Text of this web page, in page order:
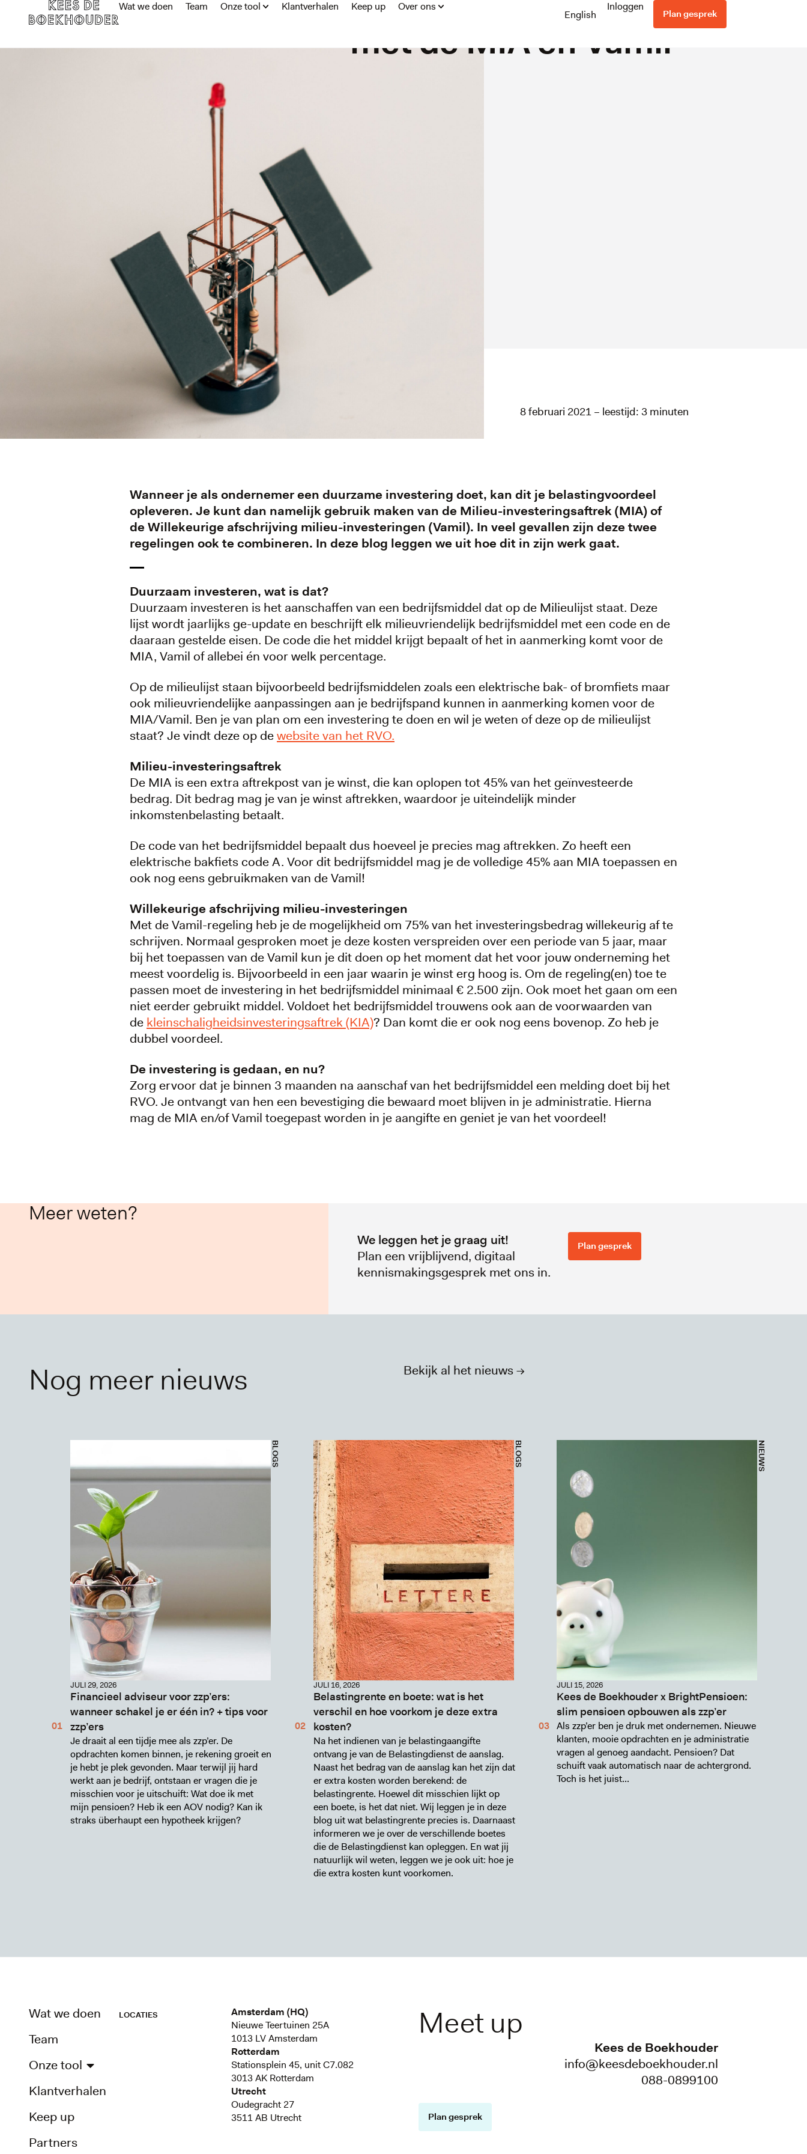
Wat we doen Team Onze tool Klantverhalen Keep up Over ons
English
Inloggen
Plan gesprek
met de MIA en Vamil
8 februari 2021 – leestijd: 3 minuten
Wanneer je als ondernemer een duurzame investering doet, kan dit je belastingvoordeel
opleveren. Je kunt dan namelijk gebruik maken van de Milieu-investeringsaftrek (MIA) of
de Willekeurige afschrijving milieu-investeringen (Vamil). In veel gevallen zijn deze twee
regelingen ook te combineren. In deze blog leggen we uit hoe dit in zijn werk gaat.
Duurzaam investeren, wat is dat?
Duurzaam investeren is het aanschaffen van een bedrijfsmiddel dat op de Milieulijst staat. Deze
lijst wordt jaarlijks ge-update en beschrijft elk milieuvriendelijk bedrijfsmiddel met een code en de
daaraan gestelde eisen. De code die het middel krijgt bepaalt of het in aanmerking komt voor de
MIA, Vamil of allebei én voor welk percentage.
Op de milieulijst staan bijvoorbeeld bedrijfsmiddelen zoals een elektrische bak- of bromfiets maar
ook milieuvriendelijke aanpassingen aan je bedrijfspand kunnen in aanmerking komen voor de
MIA/Vamil. Ben je van plan om een investering te doen en wil je weten of deze op de milieulijst
staat? Je vindt deze op dewebsite van het RVO.
Milieu-investeringsaftrek
De MIA is een extra aftrekpost van je winst, die kan oplopen tot 45% van het geïnvesteerde
bedrag. Dit bedrag mag je van je winst aftrekken, waardoor je uiteindelijk minder
inkomstenbelasting betaalt.
De code van het bedrijfsmiddel bepaalt dus hoeveel je precies mag aftrekken. Zo heeft een
elektrische bakfiets code A. Voor dit bedrijfsmiddel mag je de volledige 45% aan MIA toepassen en
ook nog eens gebruikmaken van de Vamil!
Willekeurige afschrijving milieu-investeringen
Met de Vamil-regeling heb je de mogelijkheid om 75% van het investeringsbedrag willekeurig af te
schrijven. Normaal gesproken moet je deze kosten verspreiden over een periode van 5 jaar, maar
bij het toepassen van de Vamil kun je dit doen op het moment dat het voor jouw onderneming het
meest voordelig is. Bijvoorbeeld in een jaar waarin je winst erg hoog is. Om de regeling(en) toe te
passen moet de investering in het bedrijfsmiddel minimaal € 2.500 zijn. Ook moet het gaan om een
niet eerder gebruikt middel. Voldoet het bedrijfsmiddel trouwens ook aan de voorwaarden van
de kleinschaligheidsinvesteringsaftrek (KIA)? Dan komt die er ook nog eens bovenop. Zo heb je
dubbel voordeel.
De investering is gedaan, en nu?
Zorg ervoor dat je binnen 3 maanden na aanschaf van het bedrijfsmiddel een melding doet bij het
RVO. Je ontvangt van hen een bevestiging die bewaard moet blijven in je administratie. Hierna
mag de MIA en/of Vamil toegepast worden in je aangifte en geniet je van het voordeel!
Meer weten?
We leggen het je graag uit!
Plan een vrijblijvend, digitaal
kennismakingsgesprek met ons in.
Plan gesprek
Nog meer nieuws Bekijk al het nieuws ->
BLOGS
JULI 29, 2026
Financieel adviseur voor zzp’ers:
wanneer schakel je er één in? + tips voor
zzp’ers
Je draait al een tijdje mee als zzp’er. De
opdrachten komen binnen, je rekening groeit en
je hebt je plek gevonden. Maar terwijl jij hard
werkt aan je bedrijf, ontstaan er vragen die je
misschien voor je uitschuift: Wat doe ik met
mijn pensioen? Heb ik een AOV nodig? Kan ik
straks überhaupt een hypotheek krijgen?
BLOGS
JULI 16, 2026
Belastingrente en boete: wat is het
verschil en hoe voorkom je deze extra
kosten?
Na het indienen van je belastingaangifte
ontvang je van de Belastingdienst de aanslag.
Naast het bedrag van de aanslag kan het zijn dat
er extra kosten worden berekend: de
belastingrente. Hoewel dit misschien lijkt op
een boete, is het dat niet. Wij leggen je in deze
blog uit wat belastingrente precies is. Daarnaast
informeren we je over de verschillende boetes
die de Belastingdienst kan opleggen. En wat jij
natuurlijk wil weten, leggen we je ook uit: hoe je
die extra kosten kunt voorkomen.
NIEUWS
JULI 15, 2026
Kees de Boekhouder x BrightPensioen:
slim pensioen opbouwen als zzp’er
Als zzp’er ben je druk met ondernemen. Nieuwe
klanten, mooie opdrachten en je administratie
vragen al genoeg aandacht. Pensioen? Dat
schuift vaak automatisch naar de achtergrond.
Toch is het juist...
Wat we doen
Team
Onze tool
Klantverhalen
Keep up
Partners
LOCATIES
Amsterdam (HQ)
Nieuwe Teertuinen 25A
1013 LV Amsterdam
Rotterdam
Stationsplein 45, unit C7.082
3013 AK Rotterdam
Utrecht
Oudegracht 27
3511 AB Utrecht
Meet up
Kees de Boekhouder
info@keesdeboekhouder.nl
088-0899100
Plan gesprek